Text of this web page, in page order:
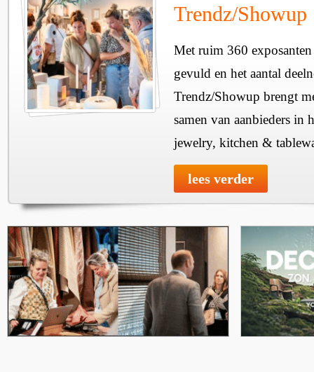
Trendz/Showup
Met ruim 360
gevuld en het aantal
Trendz/Showup brengt
samen van aanbieders in
jewelry, kitchen &
lees verder